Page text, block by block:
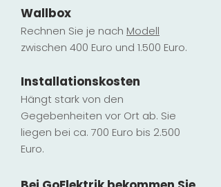
Wallbox
Rechnen Sie je nach Modell
zwischen 400 Euro und 1.500 Euro.
Installationskosten
Hängt stark von den
Gegebenheiten vor Ort ab. Sie
liegen bei ca. 700 Euro bis 2.500
Euro.